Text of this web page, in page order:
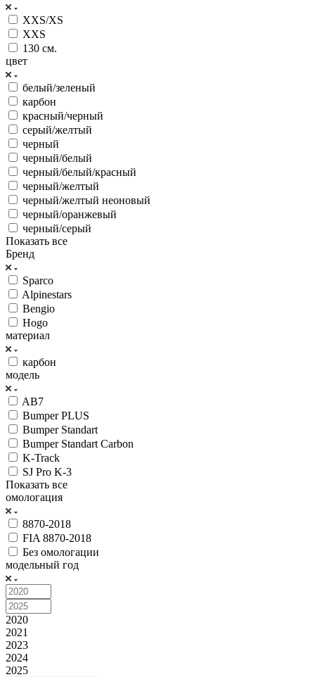
XXS/XS
XXS
130 см.
цвет
белый/зеленый
карбон
красный/черный
серый/желтый
черный
черный/белый
черный/белый/красный
черный/желтый
черный/желтый неоновый
черный/оранжевый
черный/серый
Показать все
Бренд
Sparco
Alpinestars
Bengio
Hogo
материал
карбон
модель
AB7
Bumper PLUS
Bumper Standart
Bumper Standart Carbon
K-Track
SJ Pro K-3
Показать все
омологация
8870-2018
FIA 8870-2018
Без омологации
модельный год
2020
2021
2023
2024
2025